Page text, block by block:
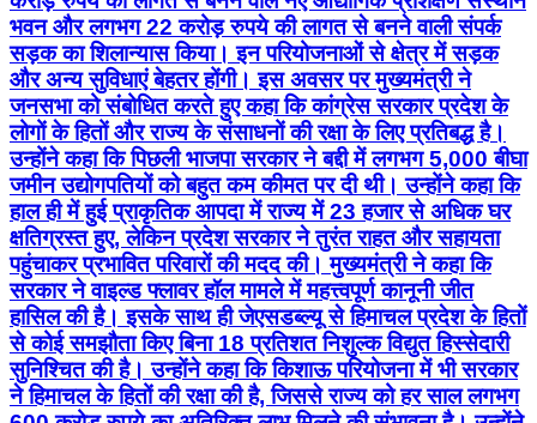
भवन और लगभग 22 करोड़ रुपये की लागत से बनने वाली संपर्क
सड़क का शिलान्यास किया। इन परियोजनाओं से क्षेत्र में सड़क
और अन्य सुविधाएं बेहतर होंगी। इस अवसर पर मुख्यमंत्री ने
जनसभा को संबोधित करते हुए कहा कि कांग्रेस सरकार प्रदेश के
लोगों के हितों और राज्य के संसाधनों की रक्षा के लिए प्रतिबद्ध है।
उन्होंने कहा कि पिछली भाजपा सरकार ने बद्दी में लगभग 5,000 बीघा
जमीन उद्योगपतियों को बहुत कम कीमत पर दी थी। उन्होंने कहा कि
हाल ही में हुई प्राकृतिक आपदा में राज्य में 23 हजार से अधिक घर
क्षतिग्रस्त हुए, लेकिन प्रदेश सरकार ने तुरंत राहत और सहायता
पहुंचाकर प्रभावित परिवारों की मदद की। मुख्यमंत्री ने कहा कि
सरकार ने वाइल्ड फ्लावर हॉल मामले में महत्त्वपूर्ण कानूनी जीत
हासिल की है। इसके साथ ही जेएसडब्ल्यू से हिमाचल प्रदेश के हितों
से कोई समझौता किए बिना 18 प्रतिशत निशुल्क विद्युत हिस्सेदारी
सुनिश्चित की है। उन्होंने कहा कि किशाऊ परियोजना में भी सरकार
ने हिमाचल के हितों की रक्षा की है, जिससे राज्य को हर साल लगभग